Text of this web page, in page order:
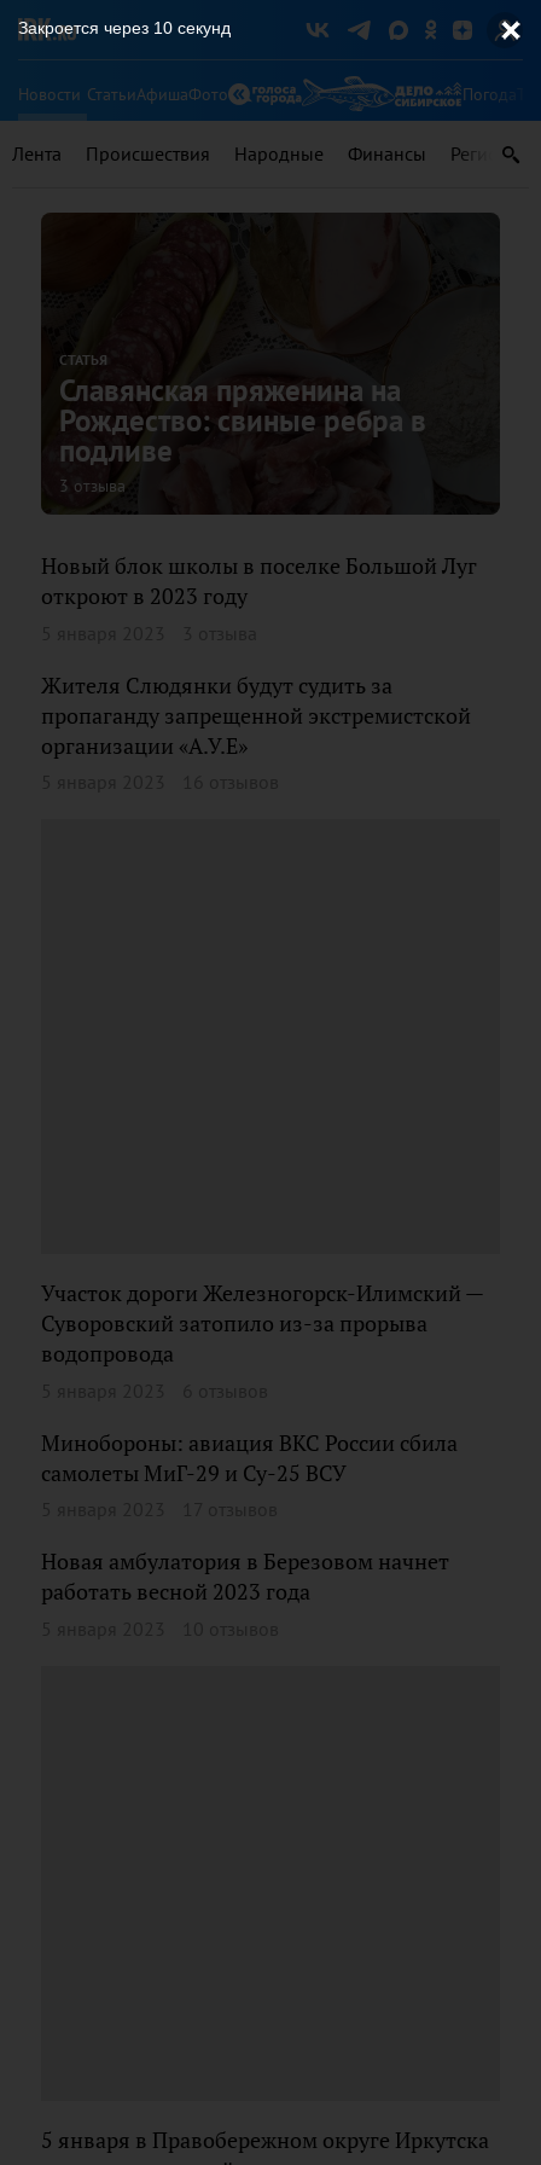
Новости СтатьиАфишаФото Погода
Лента Происшествия Народные Финансы Регионы
СТАТЬЯ
Славянская пряженина на
Рождество: свиные ребра в
подливе
3 отзыва
Новый блок школы в поселке Большой Луг
откроют в 2023 году
Жителя Слюдянки будут судить за
пропаганду запрещенной экстремистской
организации «А.У.Е»
Участок дороги Железногорск-Илимский —
Суворовский затопило из-за прорыва
водопровода
Минобороны: авиация ВКС России сбила
самолеты МиГ-29 и Су-25 ВСУ
Новая амбулатория в Березовом начнет
работать весной 2023 года
5 января в Правобережном округе Иркутска
Закроется через 9секунд